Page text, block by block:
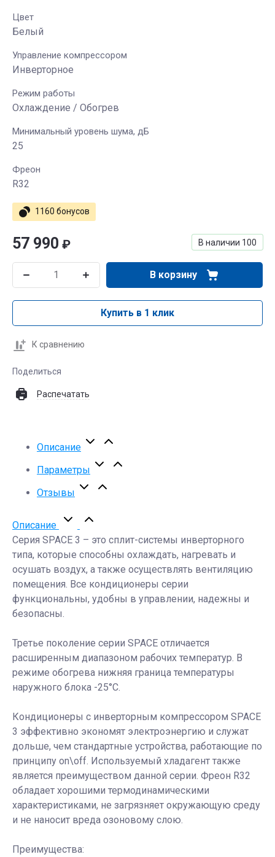
Цвет
Белый
Управление компрессором
Инверторное
Режим работы
Охлаждение / Обогрев
Минимальный уровень шума, дБ
25
Фреон
R32
1160 бонусов
В наличии 100
57 990 ₽
В корзину
Купить в 1 клик
К сравнению
Поделиться
Распечатать
Описание
Параметры
Отзывы
Описание
Серия SPACE 3 – это сплит-системы инверторного
типа, которые способны охлаждать, нагревать и
осушать воздух, а также осуществлять вентиляцию
помещения. Все кондиционеры серии
функциональны, удобны в управлении, надежны и
безопасны.
Третье поколение серии SPACE отличается
расширенным диапазоном рабочих температур. В
режиме обогрева нижняя граница температуры
наружного блока -25°C.
Кондиционеры с инверторным компрессором SPACE
3 эффективно экономят электроэнергию и служат
дольше, чем стандартные устройства, работающие по
принципу on\off. Используемый хладагент также
является преимуществом данной серии. Фреон R32
обладает хорошими термодинамическими
характеристиками, не загрязняет окружающую среду
и не наносит вреда озоновому слою.
Преимущества: